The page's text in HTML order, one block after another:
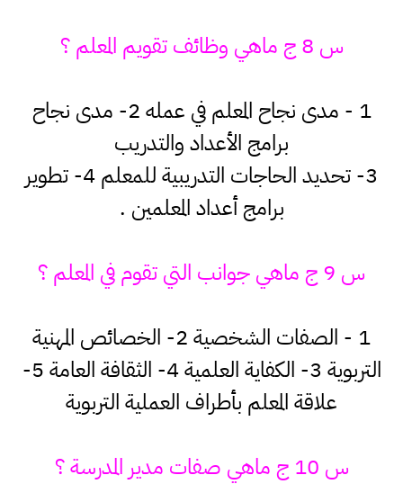
س 8 ج ماهي وظائف تقويم المعلم ؟
1 - مدى نجاح المعلم في عمله 2- مدى نجاح
برامج الأعداد والتدريب
3- تحديد الحاجات التدريبية للمعلم 4- تطوير
برامج أعداد المعلمين .
س 9 ج ماهي جوانب التي تقوم في المعلم ؟
1 - الصفات الشخصية 2- الخصائص المهنية
التربوية 3- الكفاية العلمية 4- الثقافة العامة 5-
علاقة المعلم بأطراف العملية التربوية
س 10 ج ماهي صفات مدير المدرسة ؟